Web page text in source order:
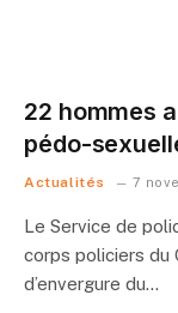
22 hommes
pédo-
Actualités 7
Le Service de
corps policiers du
d’envergure du…